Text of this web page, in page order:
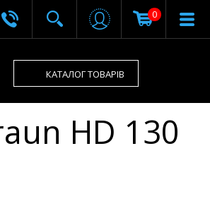
0
КАТАЛОГ ТОВАРІВ
HD 130